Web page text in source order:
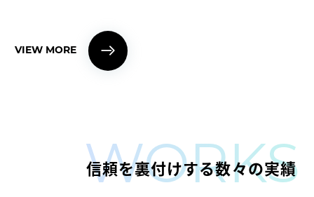
VIEW MORE
WORKS
信頼を裏付けする数々の実績